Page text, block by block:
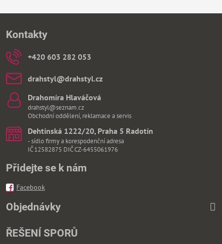
Kontakty
+420 603 282 053
drahstyl​@drahstyl​.cz
Drahomíra Hlaváčová
drahstyl@seznam.cz
Obchodní oddělení, reklamace a servis
Dehtínská 1222/20, Praha 5 Radotín
- sídlo firmy a korespodenční adresa
IČ 12582875 DIČ CZ-6455061976
Přidejte se k nám
Facebook
Objednávky
ŘEŠENÍ SPORŮ